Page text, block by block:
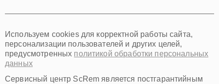
Омск
Красноярск
Пермь
Ульяновск
Киров
Используем cookies для корректной работы сайта,
персонализации пользователей и других целей,
предусмотренных политикой обработки персональных
данных
Сервисный центр ScRem является постгарантийным